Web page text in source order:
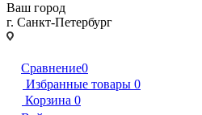
Ваш город
г. Санкт-Петербург
Сравнение0
Избранные товары 0
Корзина 0